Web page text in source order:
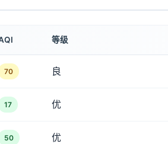
等级
70 良
17 优
50 优